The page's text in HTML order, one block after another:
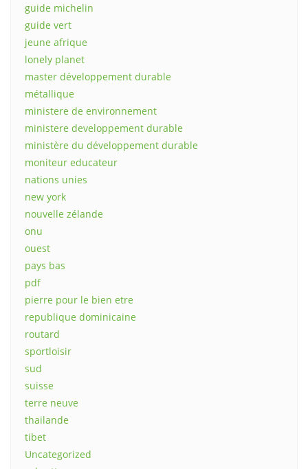
guide michelin
guide vert
jeune afrique
lonely planet
master développement durable
métallique
ministere de environnement
ministere developpement durable
ministère du développement durable
moniteur educateur
nations unies
new york
nouvelle zélande
onu
ouest
pays bas
pdf
pierre pour le bien etre
republique dominicaine
routard
sportloisir
sud
suisse
terre neuve
thailande
tibet
Uncategorized